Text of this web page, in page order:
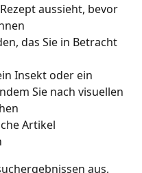
aussieht, bevor
das Sie in Betracht
Insekt oder ein
Sie nach visuellen
Artikel
aus,